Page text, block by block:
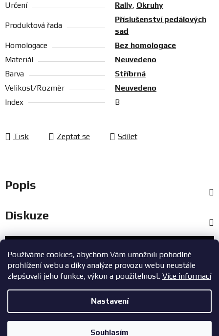
Používáme cookies, abychom Vám umožnili pohodlné
prohlížení webu a díky analýze provozu webu neustále
zlepšovali jeho funkce, výkon a použitelnost. Více informací
Nastavení
Souhlasím
Určení
Rally, Okruhy
Produktová řada
Příslušenství pedálových
sad
Homologace
Bez homologace
Materiál
Neuvedeno
Barva
Stříbrná
Velikost/Rozměr
Neuvedeno
Index
B
Tisk Zeptat se Sdílet
Popis
Diskuze
Zákaznický servis
+420 603 785 748
Copyright 2026ZavodniAuta.cz. Všechna práva vyhrazena.|
Zásady ochrany osobních údajů